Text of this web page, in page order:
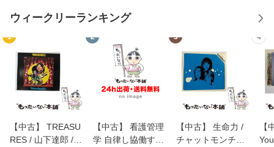
ウィークリーランキング
1
【中古】 TREASU
RES / 山下達郎 /
2
【中古】 看護管理
学 自律し協働する
3
【中古】 生命力 /
チャットモンチー /
4
【